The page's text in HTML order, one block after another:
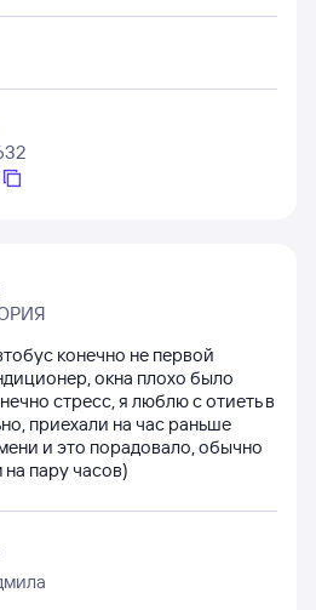
конечно не первой
окна плохо было
стресс, я люблю с отиеть в
приехали на час раньше
и это порадовало, обычно
пару часов)